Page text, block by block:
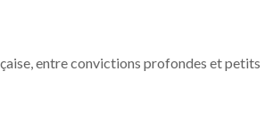
entre convictions profondes et petits